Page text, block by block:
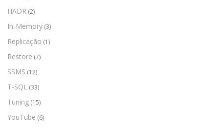
HADR (2)
In-Memory (3)
Replicação (1)
Restore (7)
SSMS (12)
T-SQL (33)
Tuning (15)
YouTube (6)